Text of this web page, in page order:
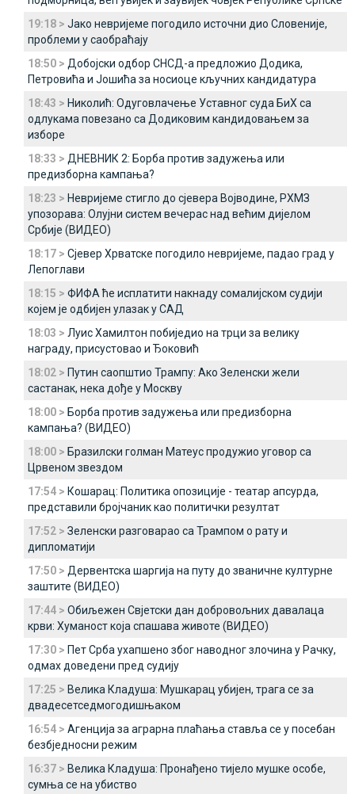
19:18 > Јако невријеме погодило источни дио Словеније,
проблеми у саобраћају
18:50 > Добојски одбор СНСД-а предложио Додика,
Петровића и Јошића за носиоце кључних кандидатура
18:43 > Николић: Одуговлачење Уставног суда БиХ са
одлукама повезано са Додиковим кандидовањем за
изборе
18:33 > ДНЕВНИК 2: Борба против задужења или
предизборна кампања?
18:23 > Невријеме стигло до сјевера Војводине, РХМЗ
упозорава: Олујни систем вечерас над већим дијелом
Србије (ВИДЕО)
18:17 > Сјевер Хрватске погодило невријеме, падао град у
Лепоглави
18:15 > ФИФА ће исплатити накнаду сомалијском судији
којем је одбијен улазак у САД
18:03 > Луис Хамилтон побиједио на трци за велику
награду, присустовао и Ђоковић
18:02 > Путин саопштио Трампу: Ако Зеленски жели
састанак, нека дође у Москву
18:00 > Борба против задужења или предизборна
кампања? (ВИДЕО)
18:00 > Бразилски голман Матеус продужио уговор са
Црвеном звездом
17:54 > Кошарац: Политика опозиције - театар апсурда,
представили бројчаник као политички резултат
17:52 > Зеленски разговарао са Трампом о рату и
дипломатији
17:50 > Дервентска шаргија на путу до званичне културне
заштите (ВИДЕО)
17:44 > Обиљежен Свјетски дан добровољних давалаца
крви: Хуманост која спашава животе (ВИДЕО)
17:30 > Пет Срба ухапшено због наводног злочина у Рачку,
одмах доведени пред судију
17:25 > Велика Кладуша: Мушкарац убијен, трага се за
двадесетседмогодишњаком
16:54 > Агенција за аграрна плаћања ставља се у посебан
безбједносни режим
16:37 > Велика Кладуша: Пронађено тијело мушке особе,
сумња се на убиство